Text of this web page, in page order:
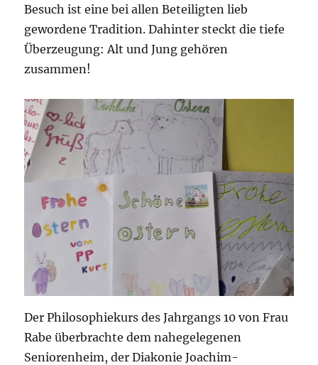
Besuch ist eine bei allen Beteiligten lieb
gewordene Tradition. Dahinter steckt die tiefe
Überzeugung: Alt und Jung gehören
zusammen!
Der Philosophiekurs des Jahrgangs 10 von Frau
Rabe überbrachte dem nahegelegenen
Seniorenheim, der Diakonie Joachim-